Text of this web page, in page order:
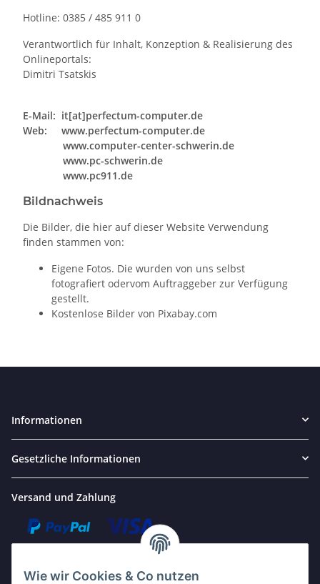
Hotline: 0385 / 485 911 0
Verantwortlich für Inhalt, Konzeption & Realisierung des
Onlineportals:
Dimitri Tsatskis
E-Mail: it[at]perfectum-computer.de
Web: www.perfectum-computer.de
www.computer-center-schwerin.de
www.pc-schwerin.de
www.pc911.de
Bildnachweis
Die Bilder, die hier auf dieser Website Verwendung
finden stammen von:
Eigene Fotos. Die wurden von uns selbst
fotografiert odervom Auftraggeber zur Verfügung
gestellt.
Kostenlose Bilder von Pixabay.com
Informationen
Gesetzliche Informationen
Versand und Zahlung
Wie wir Cookies & Co nutzen